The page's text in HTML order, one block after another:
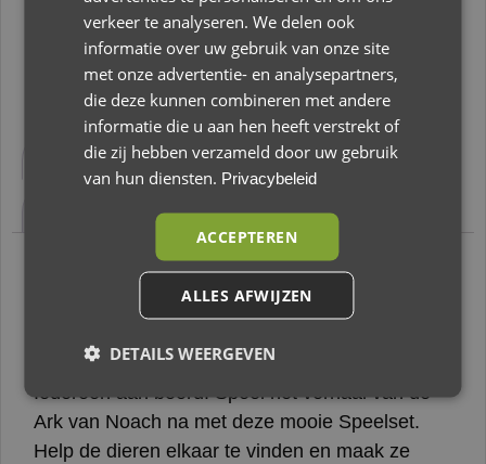
Toevoegen aan winkelwagen
Beschrijving Aanvullende informatie
Beschrijving
Little Dutch – Ark van Noach FSC
Iedereen aan boord! Speel het verhaal van de
Ark van Noach na met deze mooie Speelset.
Help de dieren elkaar te vinden en maak ze
verkeer te analyseren. We delen ook
informatie over uw gebruik van onze site
met onze advertentie- en analysepartners,
die deze kunnen combineren met andere
informatie die u aan hen heeft verstrekt of
die zij hebben verzameld door uw gebruik
van hun diensten. Privacybeleid
ACCEPTEREN
ALLES AFWIJZEN
DETAILS WEERGEVEN